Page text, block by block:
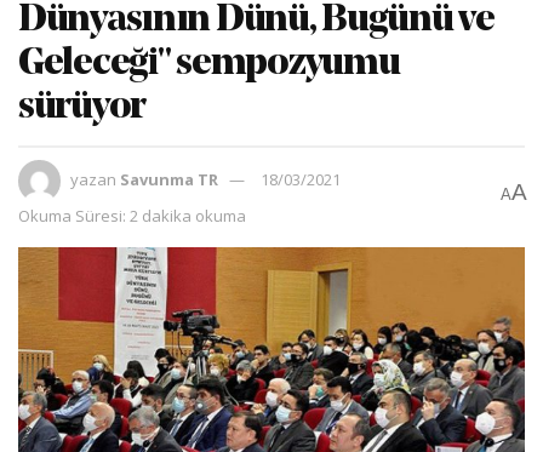
Dünyasının Dünü, Bugünü ve
Geleceği" sempozyumu
sürüyor
yazan Savunma TR
18/03/2021
Okuma Süresi: 2 dakika okuma
AA